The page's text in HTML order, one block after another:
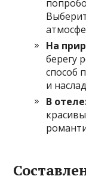
На
берегу
способ
и
В